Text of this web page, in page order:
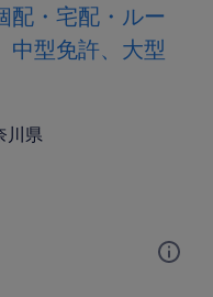
配・宅配・ルー
中型免許、大型
川県